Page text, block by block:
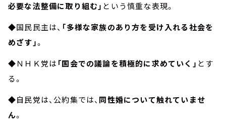
必要な法整備に取り組む」 という慎重な表現。
◆国民民主は、 「多様な家族のあり方を受け入れる社会を
めざす」。
◆ＮＨＫ党は 「国会での議論を積極的に求めていく」 とす
る。
◆自民党は、公約集では、 同性婚について触れていませ
ん。